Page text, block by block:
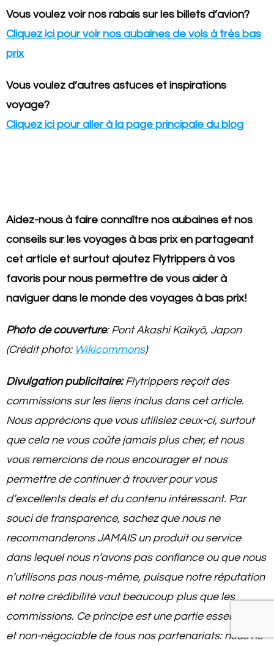
Vous voulez voir nos rabais sur les billets d’avion?
Cliquez ici pour voir nos aubaines de vols à très bas
prix
Vous voulez d’autres astuces et inspirations
voyage?
Cliquez ici pour aller à la page principale du blog
Aidez-nous à faire connaître nos aubaines et nos
conseils sur les voyages à bas prix en partageant
cet article et surtout ajoutez Flytrippers à vos
favoris pour nous permettre de vous aider à
naviguer dans le monde des voyages à bas prix!
Photo de couverture: Pont Akashi Kaikyō, Japon
(Crédit photo: Wikicommons)
Divulgation publicitaire:Flytrippers reçoit des
commissions sur les liens inclus dans cet article.
Nous apprécions que vous utilisiez ceux-ci, surtout
que cela ne vous coûte jamais plus cher, et nous
vous remercions de nous encourager et nous
permettre de continuer à trouver pour vous
d’excellents deals et du contenu intéressant. Par
souci de transparence, sachez que nous ne
recommanderons JAMAIS un produit ou service
dans lequel nous n’avons pas confiance ou que nous
n’utilisons pas nous-même, puisque notre réputation
et notre crédibilité vaut beaucoup plus que les
commissions. Ce principe est une partie essentielle
et non-négociable de tous nos partenariats: nous ne